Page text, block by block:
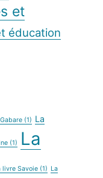
et
éducation
(1) La
(1)
La
livre Savoie (1) La